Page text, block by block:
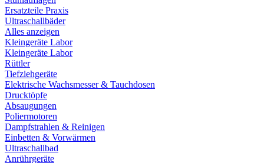
Ersatzteile Praxis
Ultraschallbäder
Alles anzeigen
Kleingeräte Labor
Kleingeräte Labor
Rüttler
Tiefziehgeräte
Elektrische Wachsmesser & Tauchdosen
Drucktöpfe
Absaugungen
Poliermotoren
Dampfstrahlen & Reinigen
Einbetten & Vorwärmen
Ultraschallbad
Anrührgeräte